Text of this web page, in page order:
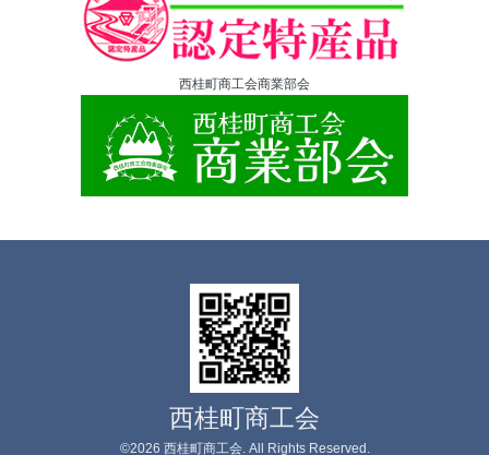
西桂町商工会商業部会
西桂町商工会
©2026 西桂町商工会. All Rights Reserved.